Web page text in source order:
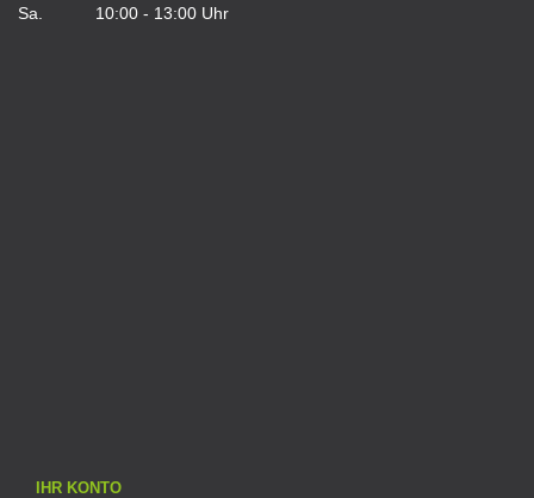
Sa. 10:00 - 13:00 Uhr
IHR KONTO